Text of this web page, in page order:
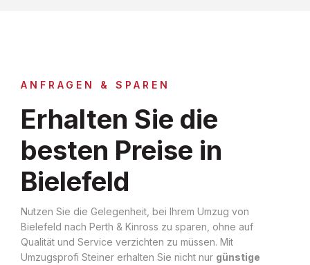
ANFRAGEN & SPAREN
Erhalten Sie die
besten Preise in
Bielefeld
Nutzen Sie die Gelegenheit, bei Ihrem Umzug von
Bielefeld nach Perth & Kinross zu sparen, ohne auf
Qualität und Service verzichten zu müssen. Mit
Umzugsprofi Steiner erhalten Sie nicht nur günstige